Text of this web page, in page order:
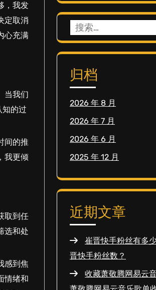
，我发
定取消
心充满
当我们
知的过
间的推
我更倾
取到任
选和处
感到焦
情绪和
搜
索：
归档
2026 年 8 月
2026 年 7 月
2026 年 6 月
2025 年 12 月
近期文章
崔晋快手粉丝有多
晋快手粉丝数？
收藏萧敬腾网易云